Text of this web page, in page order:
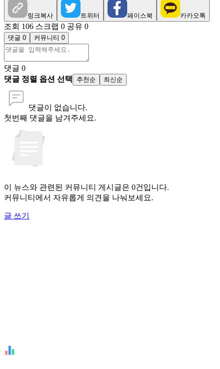
링크복사 트위터 페이스북 카카오톡
조회 106 스크랩 0 공유 0
댓글 0 커뮤니티 0
댓글 0
댓글 정렬 옵션 선택
추천순 최신순
댓글이 없습니다.
첫번째 댓글을 남겨주세요.
이 뉴스와 관련된 커뮤니티 게시글은 0건입니다.
커뮤니티에서 자유롭게 의견을 나눠보세요.
글 쓰기